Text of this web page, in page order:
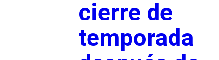
cierre de
temporada